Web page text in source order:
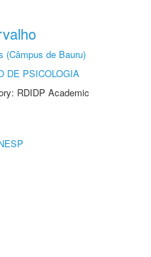
(Câmpus de Bauru)
DE PSICOLOGIA
RDIDP Academic